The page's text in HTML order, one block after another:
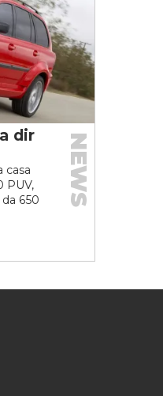
dir
casa
PUV,
650
NEWS